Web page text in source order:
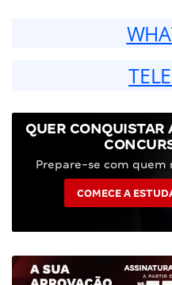
QUER CONQUISTAR
Prepare-se com quem
COMECE A